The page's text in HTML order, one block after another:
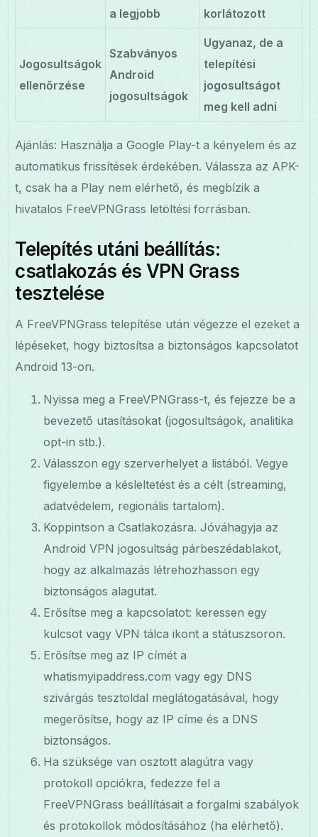
a legjobb
korlátozott
Jogosultságok
ellenőrzése
Szabványos
Android
jogosultságok
Ugyanaz, de a
telepítési
jogosultságot
meg kell adni
Ajánlás: Használja a Google Play-t a kényelem és az
automatikus frissítések érdekében. Válassza az APK-
t, csak ha a Play nem elérhető, és megbízik a
hivatalos FreeVPNGrass letöltési forrásban.
Telepítés utáni beállítás:
csatlakozás és VPN Grass
tesztelése
A FreeVPNGrass telepítése után végezze el ezeket a
lépéseket, hogy biztosítsa a biztonságos kapcsolatot
Android 13-on.
Nyissa meg a FreeVPNGrass-t, és fejezze be a
bevezető utasításokat (jogosultságok, analitika
opt-in stb.).
Válasszon egy szerverhelyet a listából. Vegye
figyelembe a késleltetést és a célt (streaming,
adatvédelem, regionális tartalom).
Koppintson a Csatlakozásra. Jóváhagyja az
Android VPN jogosultság párbeszédablakot,
hogy az alkalmazás létrehozhasson egy
biztonságos alagutat.
Erősítse meg a kapcsolatot: keressen egy
kulcsot vagy VPN tálca ikont a státuszsoron.
Erősítse meg az IP címét a
whatismyipaddress.com vagy egy DNS
szivárgás tesztoldal meglátogatásával, hogy
megerősítse, hogy az IP címe és a DNS
biztonságos.
Ha szüksége van osztott alagútra vagy
protokoll opciókra, fedezze fel a
FreeVPNGrass beállításait a forgalmi szabályok
és protokollok módosításához (ha elérhető).